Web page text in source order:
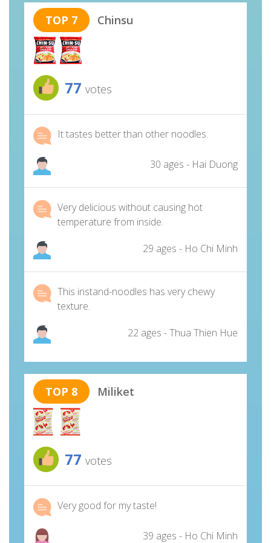
TOP 7 Chinsu
77 votes
It tastes better than other noodles.
30 ages - Hai Duong
Very delicious without causing hot
temperature from inside.
29 ages - Ho Chi Minh
This instand-noodles has very chewy
texture.
22 ages - Thua Thien Hue
TOP 8 Miliket
77 votes
Very good for my taste!
39 ages - Ho Chi Minh